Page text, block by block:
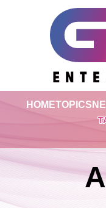
HOMETOPICS